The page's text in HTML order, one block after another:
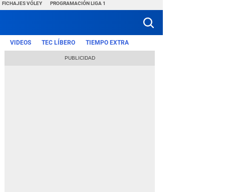
FICHAJES VÓLEY PROGRAMACIÓN LIGA 1
VIDEOS TEC LÍBERO TIEMPO EXTRA